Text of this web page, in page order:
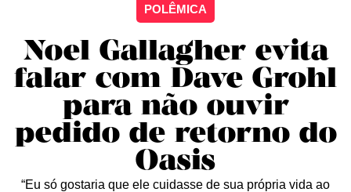
POLÊMICA
Noel Gallagher evita
falar com Dave Grohl
para não ouvir
pedido de retorno do
Oasis
“Eu só gostaria que ele cuidasse de sua própria vida ao